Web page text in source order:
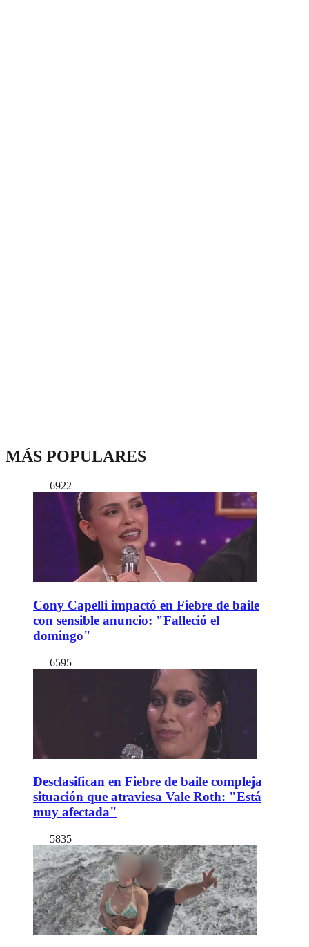
MÁS POPULARES
6922
Cony Capelli impactó en Fiebre de baile
con sensible anuncio: "Falleció el
domingo"
6595
Desclasifican en Fiebre de baile compleja
situación que atraviesa Vale Roth: "Está
muy afectada"
5835